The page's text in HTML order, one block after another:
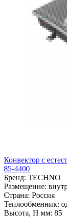
Конвектор с
85-4400
Бренд: TECHNO
Размещение:
Страна: Россия
Теплообменник:
Высота, H мм: 85